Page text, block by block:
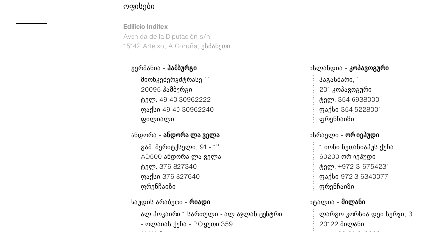
ოფისები
Edificio Inditex
Avenida de la Diputación s/n
15142 Arteixo, A Coruña, ესპანეთი
გერმანია - ჰამბურგი
მიონკებერგშტრასე 11
20095 ჰამბურგი
ტელ. 49 40 30962222
ფაქსი 49 40 30962240
ფილიალი
ანდორა - ანდორა ლა ველა
გამ. მერიტქსელი, 91 - 1º
AD500 ანდორა ლა ველა
ტელ. 376 827340
ფაქსი 376 827640
ფრენჩაიზი
საუდის არაბეთი - რიადი
ალ ჰოკაირი 1 სართული - ალ აჯლან ცენტრი
- ოლაიას ქუჩა - P.O.ყუთი 359
ისლანდია -კოპავოგური
ჰაგასმარი, 1
201 კოპავოგური
ტელ. 354 6938000
ფაქსი 354 5228001
ფრენჩაიზი
ისრაელი -ორ იეჰუდი
1 იონი ნეთანიაჰუს ქუჩა
60200 ორ იეჰუდი
ტელ. +972-3-6754231
ფაქსი 972 3 6340077
ფრენჩაიზი
იტალია -მილანი
ლარგო კორსია დეი სერვი, 3
20122 მილანი